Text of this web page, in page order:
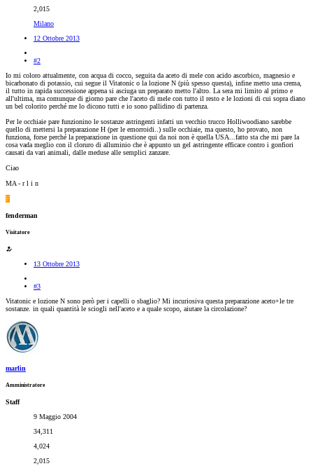
2,015
Milano
12 Ottobre 2013
#2
Io mi coloro attualmente, con acqua di cocco, seguita da aceto di mele con acido ascorbico, magnesio e
bicarbonato di potassio, cui segue il Vitatonic o la lozione N (più spesso questa), infine metto una crema,
il tutto in rapida successione appena si asciuga un preparato metto l'altro. La sera mi limito al primo e
all'ultima, ma comunque di giorno pare che l'aceto di mele con tutto il resto e le lozioni di cui sopra diano
un bel colorito perché me lo dicono tutti e io sono pallidino di partenza.
Per le occhiaie pare funzionino le sostanze astringenti infatti un vecchio trucco Holliwoodiano sarebbe
quello di mettersi la preparazione H (per le emorroidi..) sulle occhiaie, ma questo, ho provato, non
funziona, forse perché la preparazione in questione qui da noi non è quella USA...fatto sta che mi pare la
cosa vada meglio con il cloruro di alluminio che è appunto un gel astringente efficace contro i gonfiori
causati da vari animali, dalle meduse alle semplici zanzare.
Ciao
MA - r l i n
F
fenderman
Visitatore
13 Ottobre 2013
#3
Vitatonic e lozione N sono però per i capelli o sbaglio? Mi incuriosiva questa preparazione aceto+le tre
sostanze. in quali quantità le sciogli nell'aceto e a quale scopo, aiutare la circolazione?
marlin
Amministratore
Staff
9 Maggio 2004
34,311
4,024
2,015